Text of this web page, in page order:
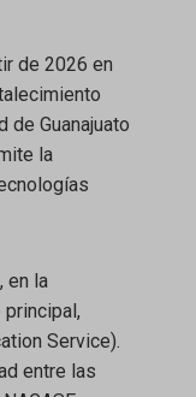
de 2026 en
Guanajuato
la
en la
Service).
entre las